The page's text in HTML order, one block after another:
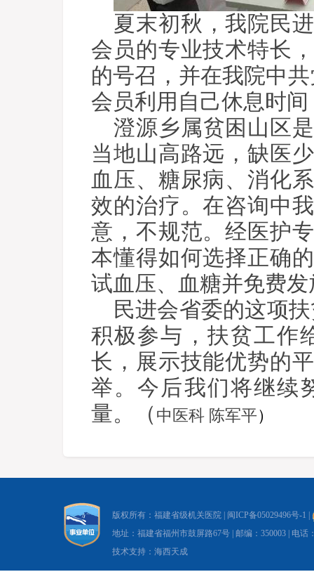
夏末初秋，我院民
会员的专业技术特长
的号召，并在我院中
会员利用自己休息时
澄源乡属贫困山区
当地山高路远，缺医
血压、糖尿病、消化
效的治疗。在咨询中
意，不规范。经医护
本懂得如何选择正确
试血压、血糖并免费
民进会省委的这项
积极参与，扶贫工作
长，展示技能优势的
举。今后我们将继续
量。（ 中医科 陈军平）
版权所有：福建省级机关医院 | 闽ICP备05029496号-1
地址：福建省福州市鼓屏路67号 | 邮编：350003 | 电话
技术支持：海西天成